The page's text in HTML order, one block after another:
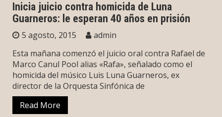
Inicia juicio contra homicida de Luna
Guarneros: le esperan 40 años en prisión
5 agosto, 2015
admin
Esta mañana comenzó el juicio oral contra Rafael de
Marco Canul Pool alias «Rafa», señalado como el
homicida del músico Luis Luna Guarneros, ex
director de la Orquesta Sinfónica de
Read More